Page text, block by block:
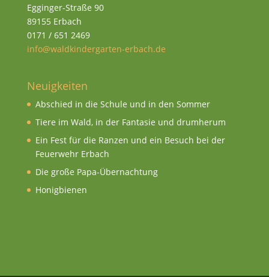
Egginger-Straße 90
89155 Erbach
0171 / 651 2469
info@waldkindergarten-erbach.de
Neuigkeiten
Abschied in die Schule und in den Sommer
Tiere im Wald, in der Fantasie und drumherum
Ein Fest für die Ranzen und ein Besuch bei der
Feuerwehr Erbach
Die große Papa-Übernachtung
Honigbienen